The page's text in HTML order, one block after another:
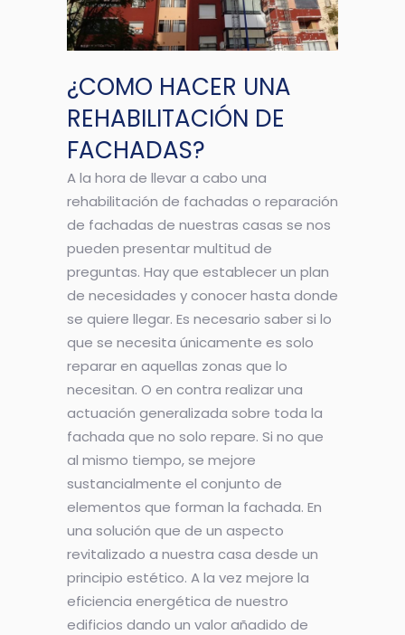
¿COMO HACER UNA
REHABILITACIÓN DE
FACHADAS?
A la hora de llevar a cabo una
rehabilitación de fachadas o reparación
de fachadas de nuestras casas se nos
pueden presentar multitud de
preguntas. Hay que establecer un plan
de necesidades y conocer hasta donde
se quiere llegar. Es necesario saber si lo
que se necesita únicamente es solo
reparar en aquellas zonas que lo
necesitan. O en contra realizar una
actuación generalizada sobre toda la
fachada que no solo repare. Si no que
al mismo tiempo, se mejore
sustancialmente el conjunto de
elementos que forman la fachada. En
una solución que de un aspecto
revitalizado a nuestra casa desde un
principio estético. A la vez mejore la
eficiencia energética de nuestro
edificios dando un valor añadido de